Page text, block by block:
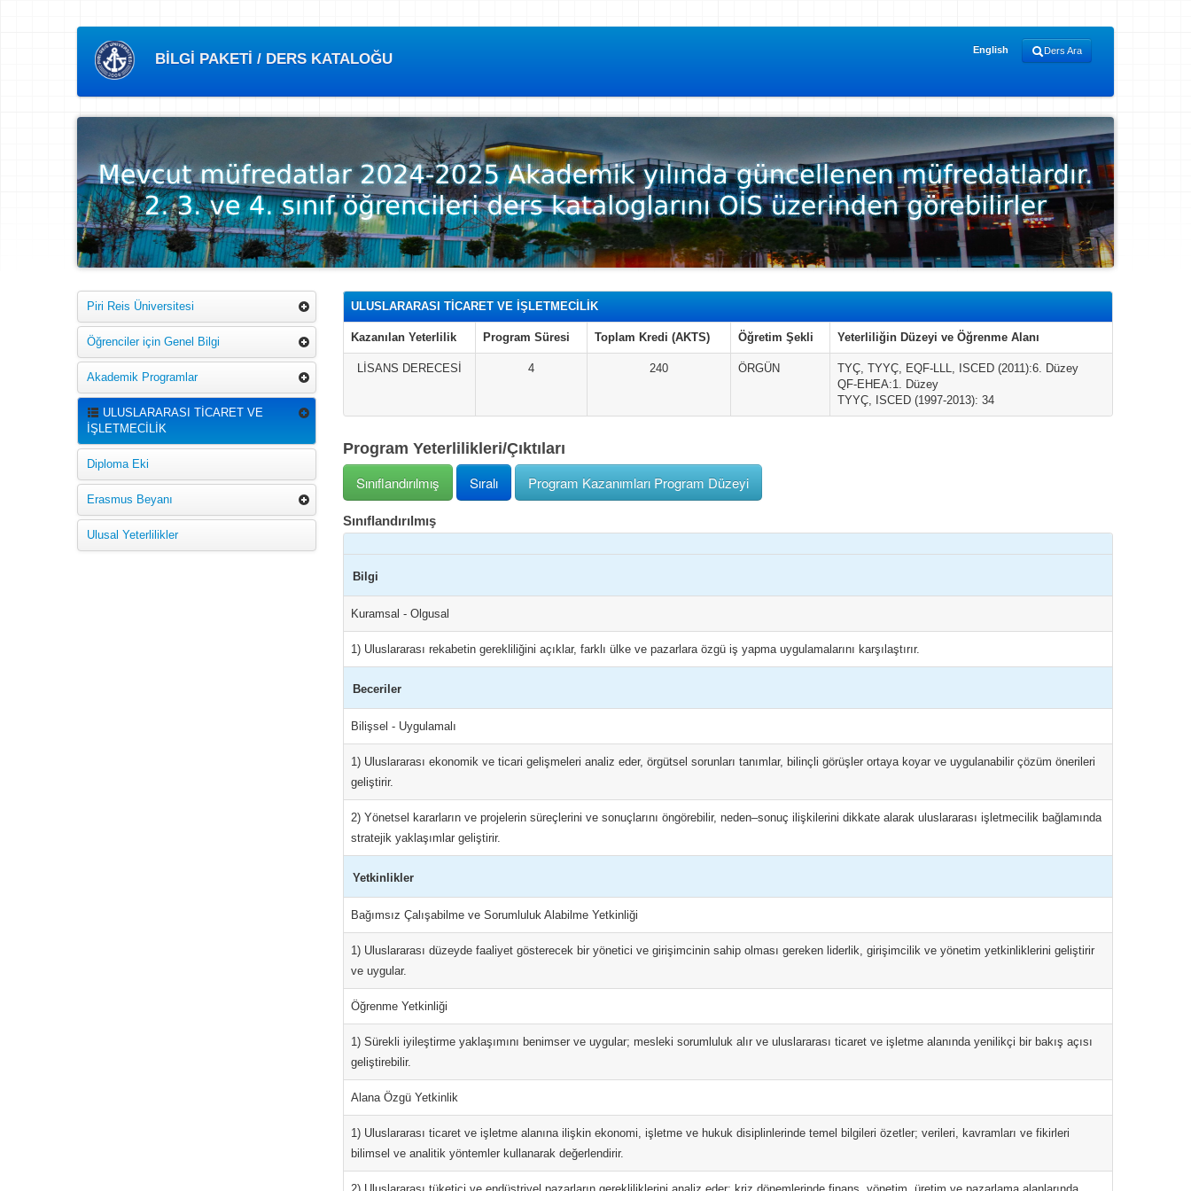
BİLGİ PAKETİ / DERS KATALOĞU
English Ders Ara
Piri Reis Üniversitesi
Öğrenciler için Genel Bilgi
Akademik Programlar
ULUSLARARASI TİCARET VE
İŞLETMECİLİK
Diploma Eki
Erasmus Beyanı
Ulusal Yeterlilikler
ULUSLARARASI TİCARET VE İŞLETMECİLİK
Kazanılan Yeterlilik Program Süresi Toplam Kredi (AKTS) Öğretim Şekli Yeterliliğin Düzeyi ve Öğrenme Alanı
LİSANS DERECESİ 4 240 ÖRGÜN
TYÇ, TYYÇ, EQF-LLL, ISCED (2011):6. Düzey
QF-EHEA:1. Düzey
TYYÇ, ISCED (1997-2013): 34
Program Yeterlilikleri/Çıktıları
Sınıflandırılmış Sıralı Program Kazanımları Program Düzeyi
Sınıflandırılmış
Bilgi
Kuramsal - Olgusal
1) Uluslararası rekabetin gerekliliğini açıklar, farklı ülke ve pazarlara özgü iş yapma uygulamalarını karşılaştırır.
Beceriler
Bilişsel - Uygulamalı
1) Uluslararası ekonomik ve ticari gelişmeleri analiz eder, örgütsel sorunları tanımlar, bilinçli görüşler ortaya koyar ve uygulanabilir çözüm önerileri
geliştirir.
2) Yönetsel kararların ve projelerin süreçlerini ve sonuçlarını öngörebilir, neden–sonuç ilişkilerini dikkate alarak uluslararası işletmecilik bağlamında
stratejik yaklaşımlar geliştirir.
Yetkinlikler
Bağımsız Çalışabilme ve Sorumluluk Alabilme Yetkinliği
1) Uluslararası düzeyde faaliyet gösterecek bir yönetici ve girişimcinin sahip olması gereken liderlik, girişimcilik ve yönetim yetkinliklerini geliştirir
ve uygular.
Öğrenme Yetkinliği
1) Sürekli iyileştirme yaklaşımını benimser ve uygular; mesleki sorumluluk alır ve uluslararası ticaret ve işletme alanında yenilikçi bir bakış açısı
geliştirebilir.
Alana Özgü Yetkinlik
1) Uluslararası ticaret ve işletme alanına ilişkin ekonomi, işletme ve hukuk disiplinlerinde temel bilgileri özetler; verileri, kavramları ve fikirleri
bilimsel ve analitik yöntemler kullanarak değerlendirir.